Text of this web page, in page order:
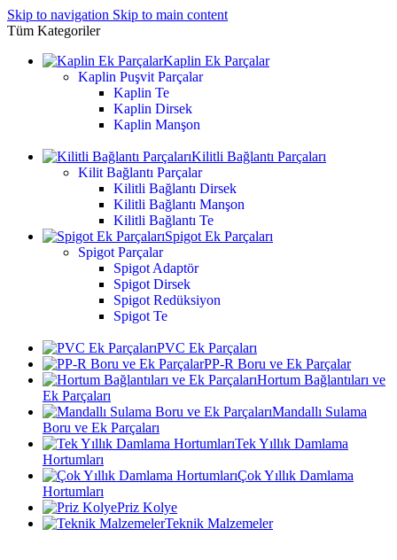
Skip to navigation Skip to main content
Tüm Kategoriler
Kaplin Ek Parçalar
Kaplin Puşvit Parçalar
Kaplin Te
Kaplin Dirsek
Kaplin Manşon
Kilitli Bağlantı Parçaları
Kilit Bağlantı Parçalar
Kilitli Bağlantı Dirsek
Kilitli Bağlantı Manşon
Kilitli Bağlantı Te
Spigot Ek Parçaları
Spigot Parçalar
Spigot Adaptör
Spigot Dirsek
Spigot Redüksiyon
Spigot Te
PVC Ek Parçaları
PP-R Boru ve Ek Parçalar
Hortum Bağlantıları ve
Ek Parçaları
Mandallı Sulama
Boru ve Ek Parçaları
Tek Yıllık Damlama
Hortumları
Çok Yıllık Damlama
Hortumları
Priz Kolye
Teknik Malzemeler